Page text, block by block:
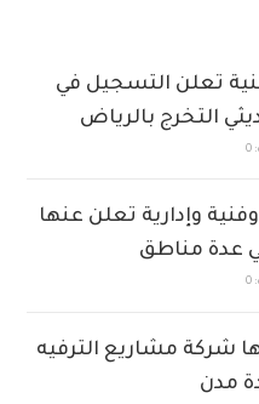
تعلن التسجيل في
التخرج بالرياض
0
وإدارية تعلن عنها
عدة مناطق
0
شركة مشاريع الترفيه
مدن